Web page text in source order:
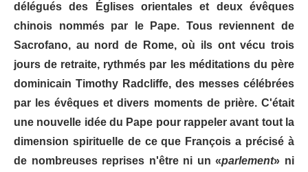
délégués des Églises orientales et deux évêques
chinois nommés par le Pape. Tous reviennent de
Sacrofano, au nord de Rome, où ils ont vécu trois
jours de retraite, rythmés par les méditations du père
dominicain Timothy Radcliffe, des messes célébrées
par les évêques et divers moments de prière. C'était
une nouvelle idée du Pape pour rappeler avant tout la
dimension spirituelle de ce que François a précisé à
de nombreuses reprises n'être ni un «parlement» ni